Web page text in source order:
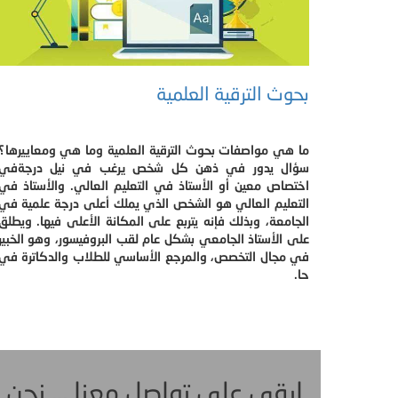
بحوث الترقية العلمية
ما هي مواصفات بحوث الترقية العلمية وما هي
سؤال يدور في ذهن كل شخص يرغب في نيل
اختصاص معين أو الأستاذ في التعليم العالي. والأستاذ
التعليم العالي هو الشخص الذي يملك أعلى درجة علمية
الجامعة، وبذلك فإنه يتربع على المكانة الأعلى فيها.
على الأستاذ الجامعي بشكل عام لقب البروفيسور، وهو الخبير
في مجال التخصص، والمرجع الأساسي للطلاب والدكاترة
حا.
ابقى على تواصل معنا ...